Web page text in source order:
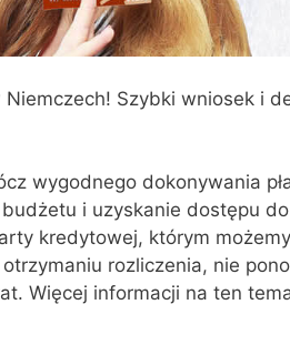
Szybki wniosek i
wygodnego dokonywania
i uzyskanie dostępu
kredytowej, którym
rozliczenia, nie
Więcej informacji na ten